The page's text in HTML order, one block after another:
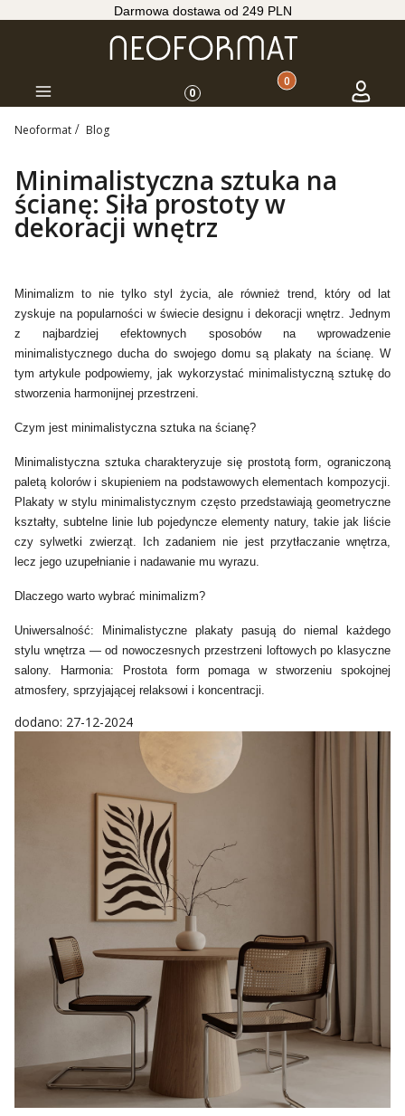
Darmowa dostawa od 249 PLN
Menu 0 Produkty w koszyku:
Koszyk Zaloguj
Neoformat Blog
Minimalistyczna sztuka na
ścianę: Siła prostoty w
dekoracji wnętrz
Minimalizm to nie tylko styl życia, ale również trend, który od lat
zyskuje na popularności w świecie designu i dekoracji wnętrz. Jednym
z najbardziej efektownych sposobów na wprowadzenie
minimalistycznego ducha do swojego domu są plakaty na ścianę. W
tym artykule podpowiemy, jak wykorzystać minimalistyczną sztukę do
stworzenia harmonijnej przestrzeni.
Czym jest minimalistyczna sztuka na ścianę?
Minimalistyczna sztuka charakteryzuje się prostotą form, ograniczoną
paletą kolorów i skupieniem na podstawowych elementach kompozycji.
Plakaty w stylu minimalistycznym często przedstawiają geometryczne
kształty, subtelne linie lub pojedyncze elementy natury, takie jak liście
czy sylwetki zwierząt. Ich zadaniem nie jest przytłaczanie wnętrza,
lecz jego uzupełnianie i nadawanie mu wyrazu.
Dlaczego warto wybrać minimalizm?
Uniwersalność: Minimalistyczne plakaty pasują do niemal każdego
stylu wnętrza — od nowoczesnych przestrzeni loftowych po klasyczne
salony. Harmonia: Prostota form pomaga w stworzeniu spokojnej
atmosfery, sprzyjającej relaksowi i koncentracji.
dodano: 27-12-2024